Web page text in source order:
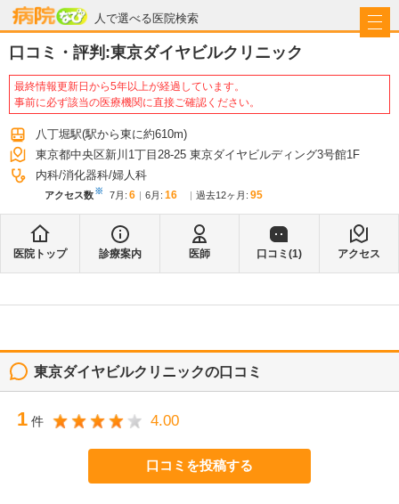
人で選べる医院検索
病院なび
口コミ・評判:東京ダイヤビルクリニック
最終情報更新日から5年以上が経過しています。
事前に必ず該当の医療機関に直接ご確認ください。
八丁堀駅(駅から東に約610m)
東京都中央区新川1丁目28-25 東京ダイヤビルディング3号館1F
内科 消化器科 婦人科
アクセス数※ 7月 : 6 6月 : 16 過去12ヶ月: 95
医院トップ 診療案内 医師 口コミ(1) アクセス
東京ダイヤビルクリニックの口コミ
1 件 4.00
口コミを投稿する